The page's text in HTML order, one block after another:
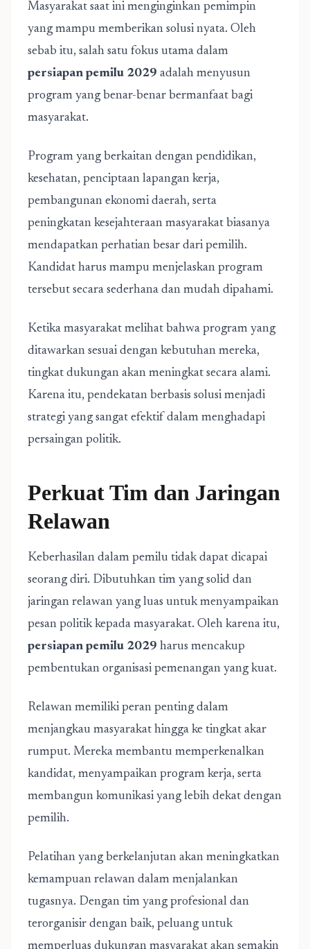
Masyarakat saat ini menginginkan pemimpin
yang mampu memberikan solusi nyata. Oleh
sebab itu, salah satu fokus utama dalam
persiapan pemilu 2029 adalah menyusun
program yang benar-benar bermanfaat bagi
masyarakat.
Program yang berkaitan dengan pendidikan,
kesehatan, penciptaan lapangan kerja,
pembangunan ekonomi daerah, serta
peningkatan kesejahteraan masyarakat biasanya
mendapatkan perhatian besar dari pemilih.
Kandidat harus mampu menjelaskan program
tersebut secara sederhana dan mudah dipahami.
Ketika masyarakat melihat bahwa program yang
ditawarkan sesuai dengan kebutuhan mereka,
tingkat dukungan akan meningkat secara alami.
Karena itu, pendekatan berbasis solusi menjadi
strategi yang sangat efektif dalam menghadapi
persaingan politik.
Perkuat Tim dan Jaringan
Relawan
Keberhasilan dalam pemilu tidak dapat dicapai
seorang diri. Dibutuhkan tim yang solid dan
jaringan relawan yang luas untuk menyampaikan
pesan politik kepada masyarakat. Oleh karena itu,
persiapan pemilu 2029 harus mencakup
pembentukan organisasi pemenangan yang kuat.
Relawan memiliki peran penting dalam
menjangkau masyarakat hingga ke tingkat akar
rumput. Mereka membantu memperkenalkan
kandidat, menyampaikan program kerja, serta
membangun komunikasi yang lebih dekat dengan
pemilih.
Pelatihan yang berkelanjutan akan meningkatkan
kemampuan relawan dalam menjalankan
tugasnya. Dengan tim yang profesional dan
terorganisir dengan baik, peluang untuk
memperluas dukungan masyarakat akan semakin